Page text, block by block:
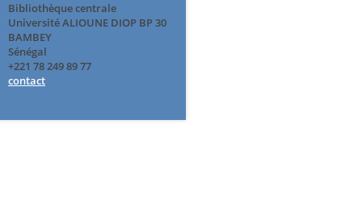
Bibliothèque centrale
Université ALIOUNE DIOP BP 30
BAMBEY
Sénégal
+221 78 249 89 77
contact